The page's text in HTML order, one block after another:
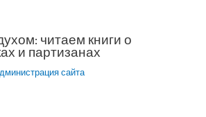
читаем книги о
и партизанах
сайта